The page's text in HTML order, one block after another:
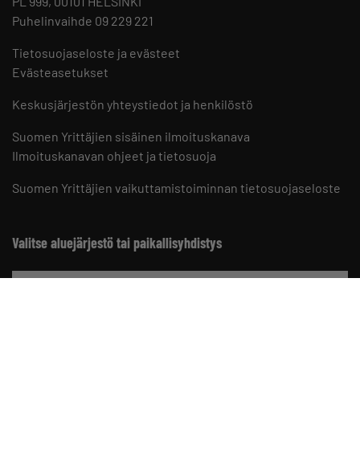
Puhelinvaihde 09 229 221
Tietosuojaseloste ja evästeet
Evästeasetukset
Keskusjärjestön yhteystiedot ja henkilöstö
Suomen Yrittäjien sisäinen ilmoituskanava
Ilmoituskanavan ohjeet ja tietosuoja
Suomen Yrittäjien vaikuttamistoiminnan tietosuojaseloste
Valitse aluejärjestö tai paikallisyhdistys